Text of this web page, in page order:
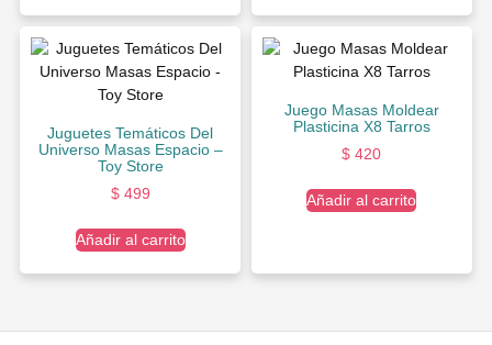
Juguetes Temáticos Del
Universo Masas Espacio –
Toy Store
$499
Añadir al carrito
Juego Masas Moldear
Plasticina X8 Tarros
$ 420
Añadir al carrito